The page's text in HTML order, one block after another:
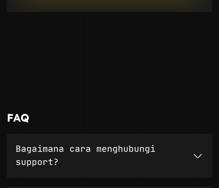
FAQ
Bagaimana cara menghubungi
support?